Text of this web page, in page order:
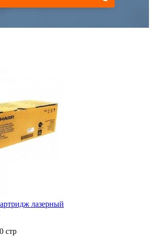
лазерный
стр